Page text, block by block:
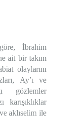
İbrahim
ait bir takım
olaylarını
Ay’ı ve
gözlemler
karışıklıklar
aklıselim ile